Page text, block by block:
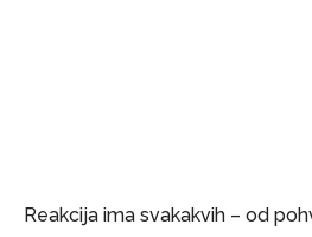
Reakcija ima svakakvih – od